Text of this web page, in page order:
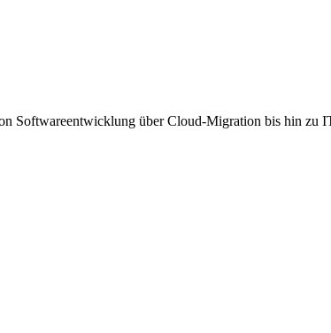
Softwareentwicklung über Cloud-Migration bis hin zu